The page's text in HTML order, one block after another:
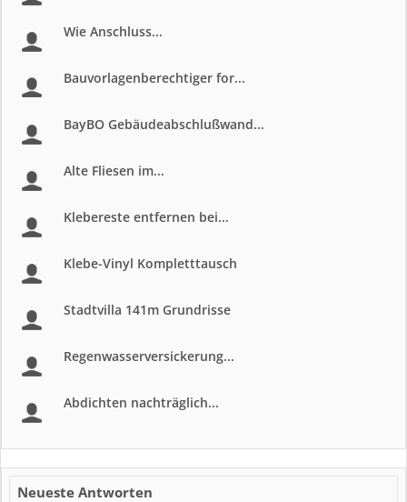
Wie Anschluss...
Bauvorlagenberechtiger for...
BayBO Gebäudeabschlußwand...
Alte Fliesen im...
Klebereste entfernen bei...
Klebe-Vinyl Kompletttausch
Stadtvilla 141m Grundrisse
Regenwasserversickerung...
Abdichten nachträglich...
Neueste Antworten